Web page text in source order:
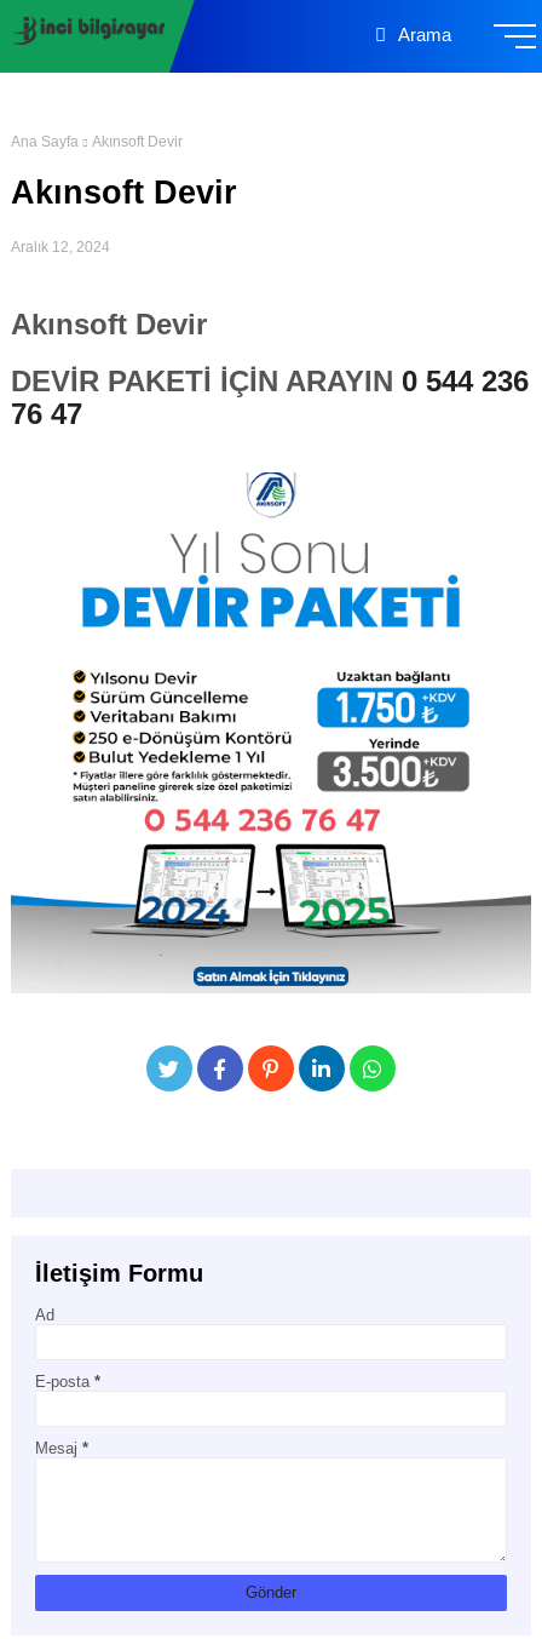
Arama
Ana Sayfa Akınsoft Devir
Akınsoft Devir
Aralık 12, 2024
Akınsoft Devir
DEVİR PAKETİ İÇİN ARAYIN 0 544 236
76 47
İletişim Formu
Ad
E-posta *
Mesaj *